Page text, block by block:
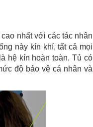
nhất với các tác nhân
này kín khí, tất cả mọi
hệ kín hoàn toàn. Tủ có
độ bảo vệ cá nhân và